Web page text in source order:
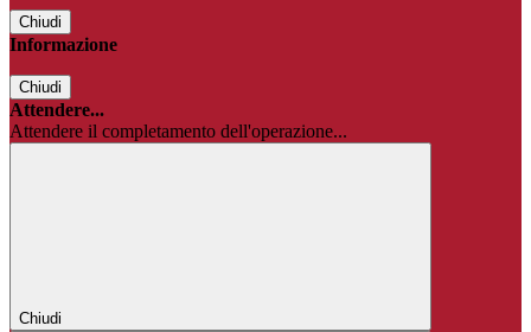
Chiudi
Informazione
Chiudi
Attendere...
Attendere il completamento dell'operazione...
Chiudi